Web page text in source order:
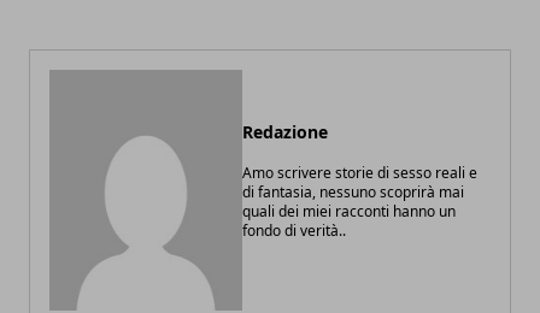
Redazione
Amo scrivere storie di sesso reali e
di fantasia, nessuno scoprirà mai
quali dei miei racconti hanno un
fondo di verità..